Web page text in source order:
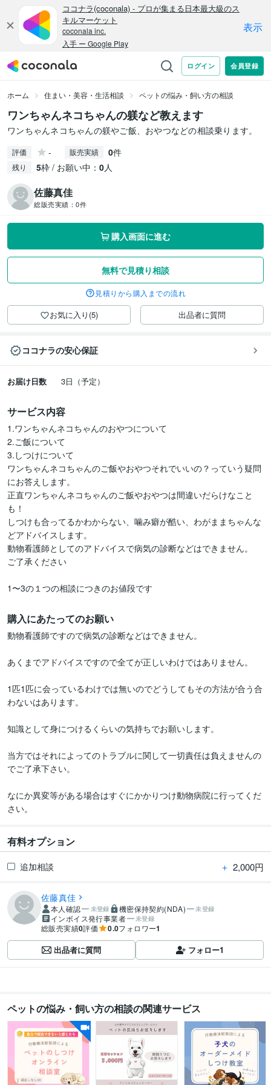
ホーム 住まい・美容・生活相談 ペットの悩み・飼い方の相談
ワンちゃんネコちゃんの躾など教えます
ワンちゃんネコちゃんの躾やご飯、おやつなどの相談乗ります。
評価 - 販売実績 0件
残り 5枠 / お願い中： 0人
佐藤真佳
総販売実績： 0件
購入画面に進む
無料で見積り相談
見積りから購入までの流れ
お気に入り(5) 出品者に質問
ココナラの安心保証
お届け日数 3日（予定）
サービス内容
1.ワンちゃんネコちゃんのおやつについて
2.ご飯について
3.しつけについて
ワンちゃんネコちゃんのご飯やおやつそれでいいの？っていう疑問
にお答えします。
正直ワンちゃんネコちゃんのご飯やおやつは間違いだらけなこと
も！
しつけも合ってるかわからない、噛み癖が酷い、わがままちゃんな
どアドバイスします。
動物看護師としてのアドバイスで病気の診断などはできません。
ご了承ください
1〜3の１つの相談につきのお値段です
購入にあたってのお願い
動物看護師ですので病気の診断などはできません。
あくまでアドバイスですので全てが正しいわけではありません。
1匹1匹に会っているわけでは無いのでどうしてもその方法が合う合
わないはあります。
知識として身につけるくらいの気持ちでお願いします。
当方ではそれによってのトラブルに関して一切責任は負えませんの
でご了承下さい。
なにか異変等がある場合はすぐにかかりつけ動物病院に行ってくだ
さい。
有料オプション
追加相談 ＋ 2,000円
佐藤真佳
本人確認 未登録 機密保持契約(NDA) 未登録
インボイス発行事業者 未登録
総販売実績0評価 0.0フォロワー1
出品者に質問 フォロー1
ペットの悩み・飼い方の相談の関連サービス